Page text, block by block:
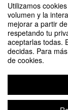
Utilizamos
volumen y la
mejorar a partir
respetando tu
aceptarlas todas.
decidas. Para
de cookies.
Campaña de